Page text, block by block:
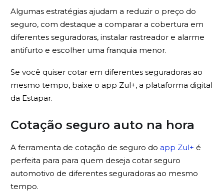
Algumas estratégias ajudam a reduzir o preço do
seguro, com destaque a comparar a cobertura em
diferentes seguradoras, instalar rastreador e alarme
antifurto e escolher uma franquia menor.
Se você quiser cotar em diferentes seguradoras ao
mesmo tempo, baixe o app Zul+, a plataforma digital
da Estapar.
Cotação seguro auto na hora
A ferramenta de cotação de seguro do app Zul+ é
perfeita para para quem deseja cotar seguro
automotivo de diferentes seguradoras ao mesmo
tempo.